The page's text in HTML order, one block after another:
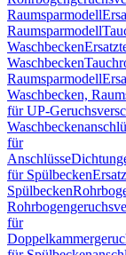
Raumsparmodell
Raumsparmodell
Waschbecken
Waschbecken
Raumsparmodell
Waschbecken,
für UP-
für
Anschlüsse
für Spülbecken
Spülbecken
für